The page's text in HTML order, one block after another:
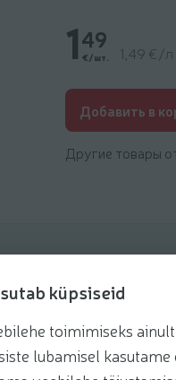
küpsiseid
toimimiseks
lubamisel
149
€/шт. 1,49 €/л
Добавить в
Другие товары
Рецепты